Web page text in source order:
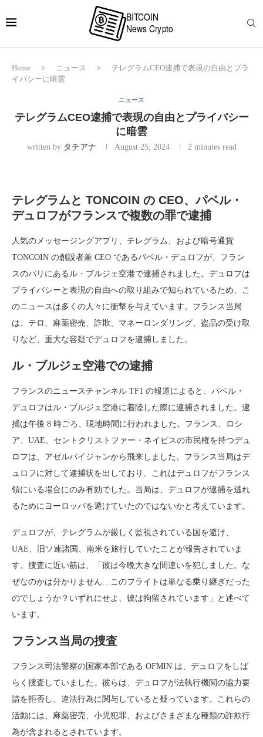
Home ニュース
テレグラムCEO逮捕で表現の自由とプラ
イバシーに暗雲
ニュース
テレグラムCEO逮捕で表現の自由とプライバシー
に暗雲
written by タチアナ August 25, 2024 2 minutes read
テレグラムと TONCOIN の CEO、パベル・
デュロフがフランスで複数の罪で逮捕
人気のメッセージングアプリ、テレグラム、および暗号通貨
TONCOIN の創設者兼 CEO であるパベル・デュロフが、フラン
スのパリにあるル・ブルジェ空港で逮捕されました。デュロフは
プライバシーと表現の自由への取り組みで知られているため、こ
のニュースは多くの人々に衝撃を与えています。フランス当局
は、テロ、麻薬密売、詐欺、マネーロンダリング、盗品の受け取
りなど、重大な容疑でデュロフを逮捕しました。
ル・ブルジェ空港での逮捕
フランスのニュースチャンネル TF1 の報道によると、パベル・
デュロフはル・ブルジェ空港に着陸した際に逮捕されました。逮
捕は午後 8 時ごろ、現地時間に行われました。フランス、ロシ
ア、UAE、セントクリストファー・ネイビスの市民権を持つデュ
ロフは、アゼルバイジャンから飛来しました。フランス当局はデ
ュロフに対して逮捕状を出しており、これはデュロフがフランス
領にいる場合にのみ有効でした。当局は、デュロフが逮捕を逃れ
るためにヨーロッパを避けていたのではないかと考えています。
デュロフが、テレグラムが厳しく監視されている国を避け、
UAE、旧ソ連諸国、南米を旅行していたことが報告されていま
す。捜査に近い筋は、「彼は今晩大きな間違いを犯しました。な
ぜなのかは分かりません…このフライトは単なる乗り継ぎだった
のでしょうか？いずれにせよ、彼は拘留されています」と述べて
います。
フランス当局の捜査
フランス司法警察の国家本部である OFMIN は、デュロフをしば
らく捜査していました。彼らは、デュロフが法執行機関の協力要
請を拒否し、違法行為に関与していると疑っています。これらの
活動には、麻薬密売、小児犯罪、およびさまざまな種類の詐欺行
為が含まれるとされています。